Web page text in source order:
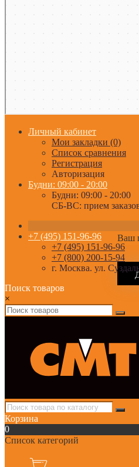
Личный кабинет
Мои закладки (0)
Список сравнения
Регистрация
Авторизация
Будни: 09:00 - 20:00
Будни: 09:00 - 20:00
СБ-ВС: прием
Ваш
+7 (495) 151-96-96
+7 (495) 151-96-96
+7 (800) 200-15-94
г. Москва. ул.
Поиск товаров
×
Корзина
0
Список категорий